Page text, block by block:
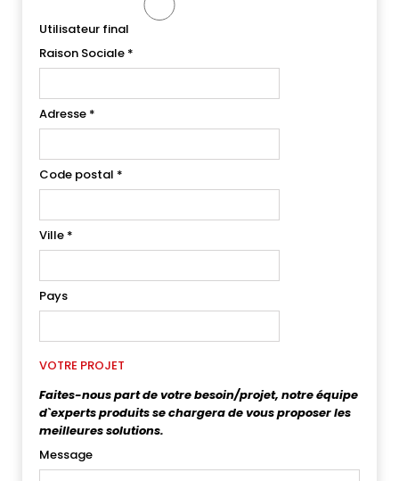
Utilisateur final
Raison Sociale *
Adresse *
Code postal *
Ville *
Pays
VOTRE PROJET
Faites-nous part de votre besoin/projet, notre équipe
d`experts produits se chargera de vous proposer les
meilleures solutions.
Message